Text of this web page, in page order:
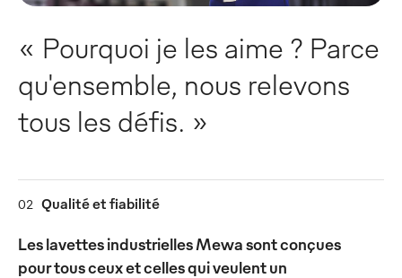
« Pourquoi je les aime ? Parce
qu'ensemble, nous relevons
tous les défis. »
02 Qualité et fiabilité
Les lavettes industrielles Mewa sont conçues
pour tous ceux et celles qui veulent un